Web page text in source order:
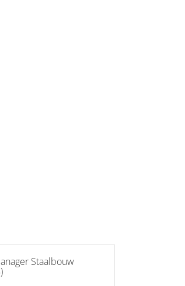
Staalbouw